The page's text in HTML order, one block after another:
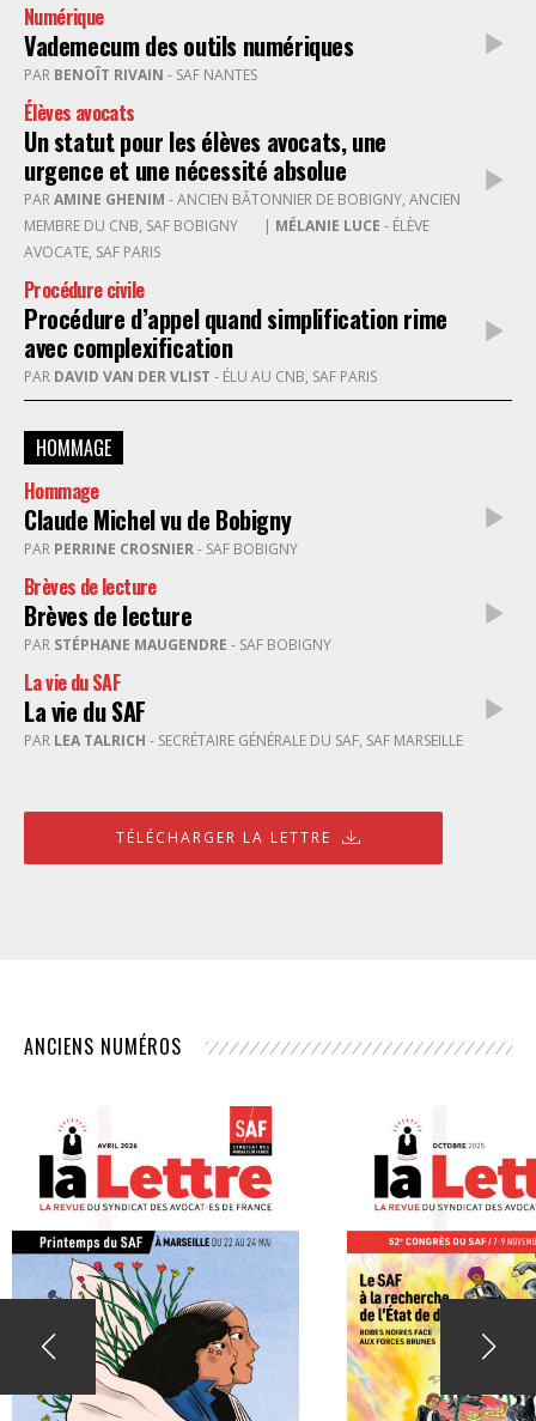
Numérique
Vademecum des outils numériques
PAR BENOÎT RIVAIN - SAF NANTES
Élèves avocats
Un statut pour les élèves avocats, une
urgence et une nécessité absolue
PARAMINE GHENIM
MEMBRE DU CNB, SAF BOBIGNY
| MÉLANIE LUCE
AVOCATE, SAF PARIS
Procédure civile
Procédure d’appel quand simplification rime
avec complexification
PAR DAVID VAN DER VLIST - ÉLU AU CNB, SAF PARIS
HOMMAGE
Hommage
Claude Michel vu de Bobigny
PAR PERRINE CROSNIER- SAF BOBIGNY
Brèves de lecture
Brèves de lecture
PAR STÉPHANE MAUGENDRE - SAF BOBIGNY
La vie du SAF
La vie du SAF
PAR LEA TALRICH - SECRÉTAIRE GÉNÉRALE DU SAF, SAF MARSEILLE
TÉLÉCHARGER LA LETTRE
ANCIENS NUMÉROS